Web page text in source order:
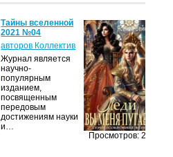
Тайны вселенной
2021 №04
авторов Коллектив
Журнал является
научно-
популярным
изданием,
посвященным
передовым
достижениям науки
и…
Просмотров: 211